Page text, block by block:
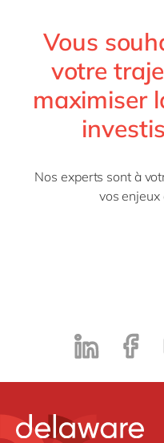
Vous
votre
maximiser
Nos experts sont à
vos enjeux